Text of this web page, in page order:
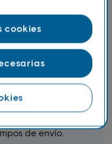
servicio facilita el
Los clientes
cerca de sus
los países
de envío.
cookies